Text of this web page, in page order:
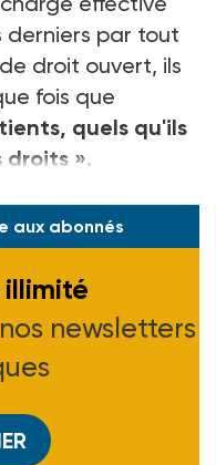
derniers par tout
droit ouvert, ils
fois que
quels qu'ils
droits ».
aux abonnés
newsletters